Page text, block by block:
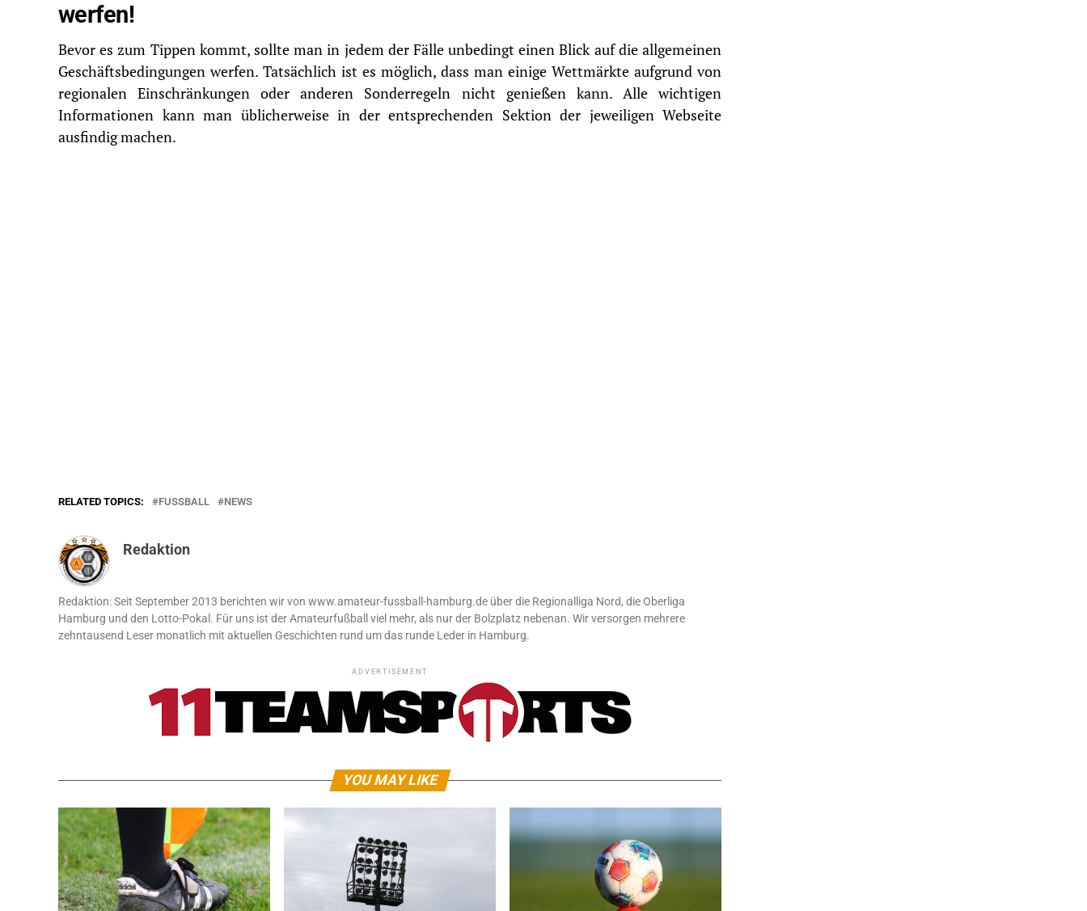
werfen!
Bevor es zum Tippen kommt, sollte man in jedem der Fälle unbedingt einen Blick auf die allgemeinen
Geschäftsbedingungen werfen. Tatsächlich ist es möglich, dass man einige Wettmärkte aufgrund von
regionalen Einschränkungen oder anderen Sonderregeln nicht genießen kann. Alle wichtigen
Informationen kann man üblicherweise in der entsprechenden Sektion der jeweiligen Webseite
ausfindig machen.
RELATED TOPICS: FUSSBALL NEWS
Redaktion
Redaktion: Seit September 2013 berichten wir von www.amateur-fussball-hamburg.de über die Regionalliga Nord, die Oberliga
Hamburg und den Lotto-Pokal. Für uns ist der Amateurfußball viel mehr, als nur der Bolzplatz nebenan. Wir versorgen mehrere
zehntausend Leser monatlich mit aktuellen Geschichten rund um das runde Leder in Hamburg.
ADVERTISEMENT
YOU MAY LIKE